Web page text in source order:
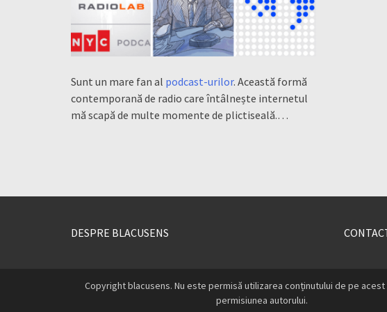
Sunt un mare fan al podcast-urilor. Această formă
contemporană de radio care întâlnește internetul
mă scapă de multe momente de plictiseală.…
DESPRE BLACUSENS
Copyright blacusens. Nu este permisă utilizarea conținutului de pe
permisiunea autorului.